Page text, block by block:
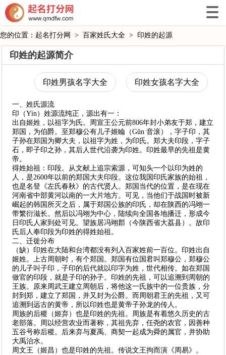
您的位置： 起名打分网 > 百家姓氏大全 > 印姓的起源
印姓的起源简介
印姓男孩名字大全 印姓女孩名字大全
一、姓氏源流
印（Yìn）姓源流纯正，源出有一：
出自姬姓，以祖字为氏。周宣王公元前806年封小弟友于郑，建立
郑国，为伯爵。至郑穆公有儿子姬睔（Gǔn 音滚），字子印，其
子孙在郑国为卿大夫，以祖字为姓，为印氏。郑大夫印段，字子
石，即子印之孙，其后人世代沿袭为印姓。印姓最早的先祖是黄
帝。
得姓始祖：印段。从文献上追宗索源，可知头一个以印为姓的
人，是2600年以前的郑国大夫印段。这位我国印氏家族的始祖，
也是名登《左氏春秋》的古代贤人。郑国当代的位置，是在现在
河南省中部黄河以南的一大片地方。可见，当他们于战国时被新
崛起的韩国所灭之后，属于郑国公族的印氏，却在陕西的冯翊一
带繁衍滋长。然后以冯翊为中心，陆续向全国各地播迁，形成今
日印氏人家到处可见。望族居冯翊郡（今陕西省大荔县）。故印
氏后人奉印段为印姓的得姓始祖。
二、迁徙分布
（缺）印姓在大陆和台湾都没有列入百家姓前一百位。印姓出自
姬姓。上古周朝时，有个郑国。郑国有位国君叫郑穆公，郑穆公
的儿子叫子印，子印的后代就以印字为姓，世代相传。如在郑国
做官的印段，就是子印的孙子。印姓的先祖，可以追溯到周朝的
王族。原来周武王建立周朝后，将他这一氏族中的一位贵族，分
封到郑，建立了郑国，并又封为公爵。而周朝君王的先祖，又可
追溯到远古的黄帝，所以印姓也是黄帝子孙龙的传人。
周族的后稷（姬弃）也是印姓的先祖。周族是有着悠久历史的古
老部落。周以经营农业而著称，其祖先弃，任尧的农官，因善种
五谷号称后稷。后来弃与夏禹、商契一起成为舜的属官，并协助
大禹治水。
周文王（姬昌）也是印姓的先祖。传说文王拘而演《周易》。